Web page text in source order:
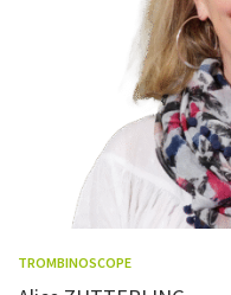
TROMBINOSCOPE